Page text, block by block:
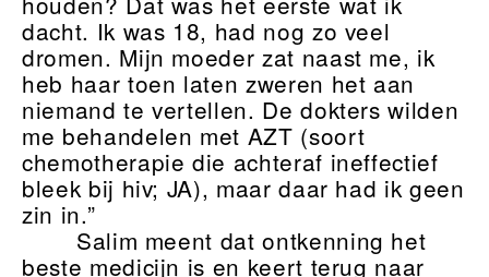
dacht. Ik was 18, had nog zo veel
dromen. Mijn moeder zat naast me, ik
heb haar toen laten zweren het aan
niemand te vertellen. De dokters wilden
me behandelen met AZT (soort
chemotherapie die achteraf ineffectief
bleek bij hiv; JA), maar daar had ik geen
zin in.”
Salim meent dat ontkenning het
beste medicijn is en keert terug naar